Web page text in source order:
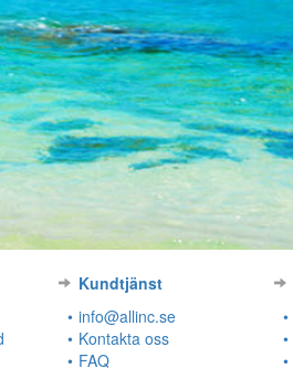
Kundtjänst
info@allinc.se
Kontakta oss
FAQ